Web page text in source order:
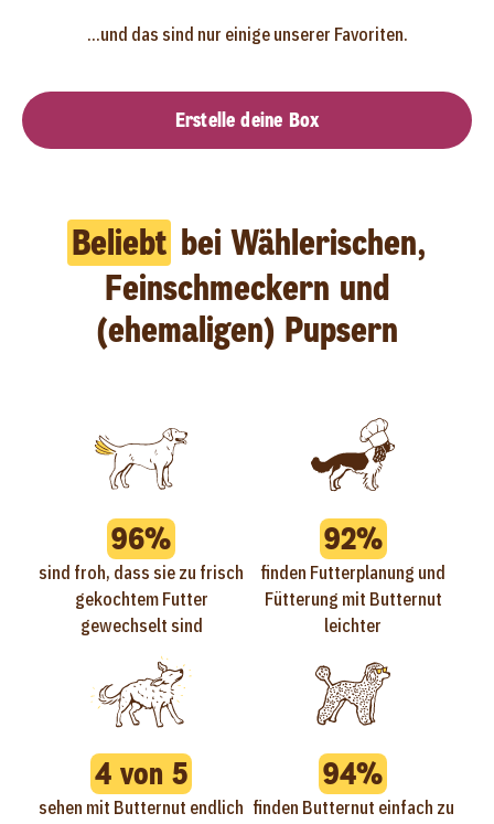
...und das sind nur einige unserer Favoriten.
Erstelle deine Box
Beliebt bei Wählerischen,
Feinschmeckern und
(ehemaligen) Pupsern
96%
sind froh, dass sie zu frisch
gekochtem Futter
gewechselt sind
92%
finden Futterplanung und
Fütterung mit Butternut
leichter
4 von 5
sehen mit Butternut endlich
94%
finden Butternut einfach zu